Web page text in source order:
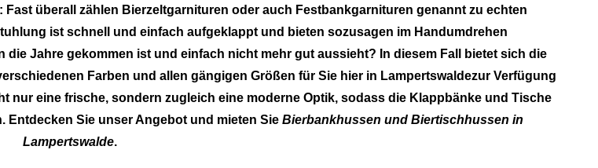
überall zählen Bierzeltgarnituren oder auch Festbankgarnituren genannt zu echten
ist schnell und einfach aufgeklappt und bieten sozusagen im Handumdrehen
Jahre gekommen ist und einfach nicht mehr gut aussieht? In diesem Fall bietet sich die
Farben und allen gängigen Größen für Sie hier in Lampertswaldezur Verfügung
nur eine frische, sondern zugleich eine moderne Optik, sodass die Klappbänke und Tische
Entdecken Sie unser Angebot und mieten Sie Bierbankhussen und Biertischhussen in
Lampertswalde.